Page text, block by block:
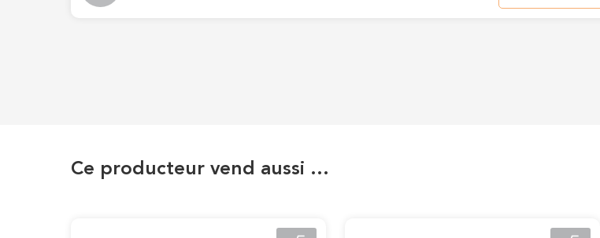
Ce producteur vend aussi …